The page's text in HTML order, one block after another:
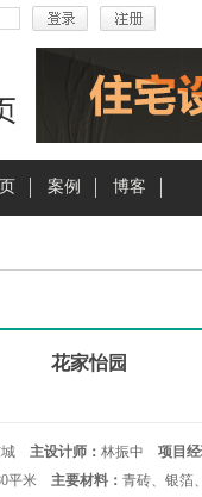
案例 博客
花家怡园
主设计师： 林振中
项目
平米 主要材料： 青砖、银箔